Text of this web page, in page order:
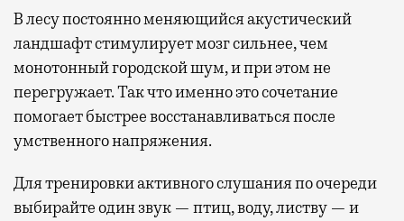
В лесу постоянно меняющийся акустический
ландшафт стимулирует мозг сильнее, чем
монотонный городской шум, и при этом не
перегружает. Так что именно это сочетание
помогает быстрее восстанавливаться после
умственного напряжения.
Для тренировки активного слушания по очереди
выбирайте один звук — птиц, воду, листву — и